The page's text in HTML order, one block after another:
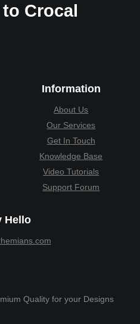
Crocal?
Information
About Us
Our Services
Get In Touch
Knowledge Base
Video Tutorials
Support Forum
Hello
Quality for your Designs